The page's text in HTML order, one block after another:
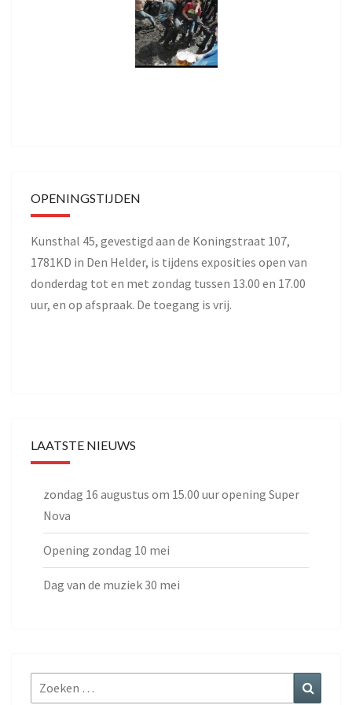
OPENINGSTIJDEN
Kunsthal 45, gevestigd aan de Koningstraat 107,
1781KD in Den Helder, is tijdens exposities open van
donderdag tot en met zondag tussen 13.00 en 17.00
uur, en op afspraak. De toegang is vrij.
LAATSTE NIEUWS
zondag 16 augustus om 15.00 uur opening Super
Nova
Opening zondag 10 mei
Dag van de muziek 30 mei
Zoeken